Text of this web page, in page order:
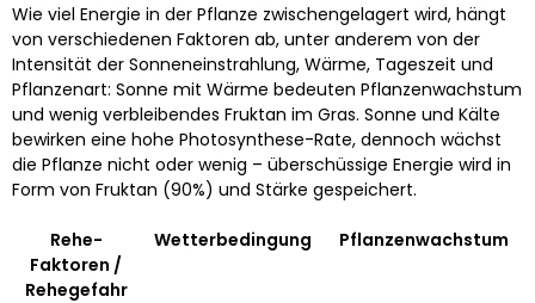
Wie viel Energie in der Pflanze zwischengelagert wird, hängt
von verschiedenen Faktoren ab, unter anderem von der
Intensität der Sonneneinstrahlung, Wärme, Tageszeit und
Pflanzenart: Sonne mit Wärme bedeuten Pflanzenwachstum
und wenig verbleibendes Fruktan im Gras. Sonne und Kälte
bewirken eine hohe Photosynthese-Rate, dennoch wächst
die Pflanze nicht oder wenig – überschüssige Energie wird in
Form von Fruktan (90%) und Stärke gespeichert.
Rehe-
Faktoren /
Rehegefahr
Wetterbedingung Pflanzenwachstum